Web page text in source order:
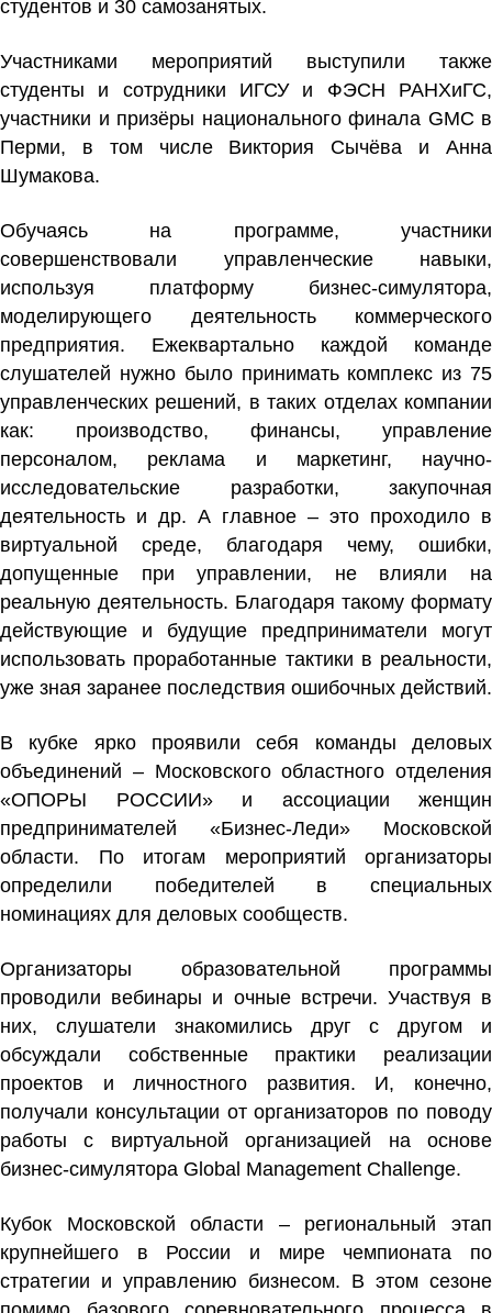
студентов и 30 самозанятых.
Участниками мероприятий выступили также
студенты и сотрудники ИГСУ и ФЭСН РАНХиГС,
участники и призёры национального финала GMC в
Перми, в том числе Виктория Сычёва и Анна
Шумакова.
Обучаясь на программе, участники
совершенствовали управленческие навыки,
используя платформу бизнес-симулятора,
моделирующего деятельность коммерческого
предприятия. Ежеквартально каждой команде
слушателей нужно было принимать комплекс из 75
управленческих решений, в таких отделах компании
как: производство, финансы, управление
персоналом, реклама и маркетинг, научно-
исследовательские разработки, закупочная
деятельность и др. А главное – это проходило в
виртуальной среде, благодаря чему, ошибки,
допущенные при управлении, не влияли на
реальную деятельность. Благодаря такому формату
действующие и будущие предприниматели могут
использовать проработанные тактики в реальности,
уже зная заранее последствия ошибочных действий.
В кубке ярко проявили себя команды деловых
объединений – Московского областного отделения
«ОПОРЫ РОССИИ» и ассоциации женщин
предпринимателей «Бизнес-Леди» Московской
области. По итогам мероприятий организаторы
определили победителей в специальных
номинациях для деловых сообществ.
Организаторы образовательной программы
проводили вебинары и очные встречи. Участвуя в
них, слушатели знакомились друг с другом и
обсуждали собственные практики реализации
проектов и личностного развития. И, конечно,
получали консультации от организаторов по поводу
работы с виртуальной организацией на основе
бизнес-симулятора Global Management Challenge.
Кубок Московской области – региональный этап
крупнейшего в России и мире чемпионата по
стратегии и управлению бизнесом. В этом сезоне